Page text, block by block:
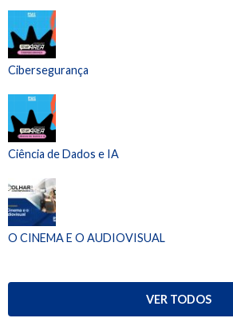
Cibersegurança
Ciência de Dados e IA
O CINEMA E O AUDIOVISUAL
VER TODOS